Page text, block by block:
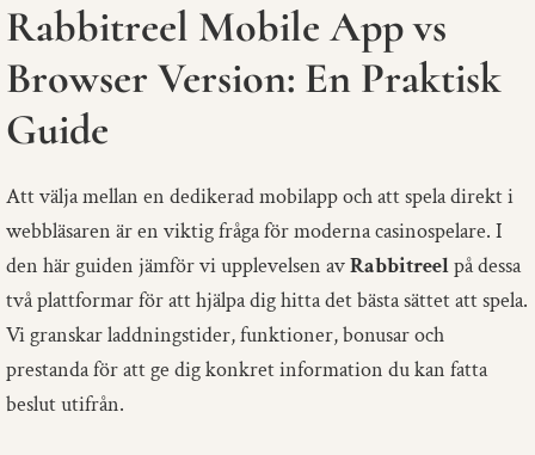
Rabbitreel Mobile App vs
Browser Version: En Praktisk
Guide
Att välja mellan en dedikerad mobilapp och att spela direkt i
webbläsaren är en viktig fråga för moderna casinospelare. I
den här guiden jämför vi upplevelsen avRabbitreelpå dessa
två plattformar för att hjälpa dig hitta det bästa sättet att spela.
Vi granskar laddningstider, funktioner, bonusar och
prestanda för att ge dig konkret information du kan fatta
beslut utifrån.